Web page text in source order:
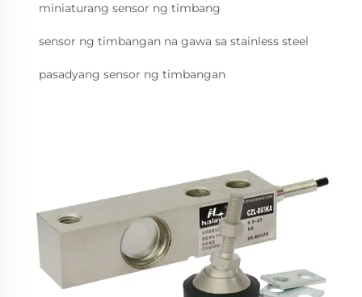
miniaturang sensor ng timbang
sensor ng timbangan na gawa sa stainless steel
pasadyang sensor ng timbangan